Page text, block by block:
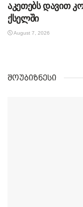
აკეთებს დავით
ქსელში
August 7, 2026
შოუბიზნესი